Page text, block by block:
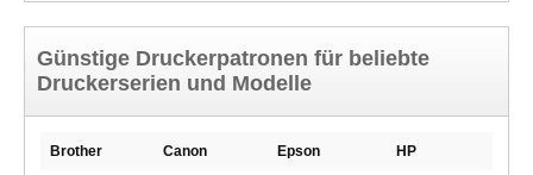
Günstige Druckerpatronen für beliebte
Druckerserien und Modelle
Brother Canon Epson HP